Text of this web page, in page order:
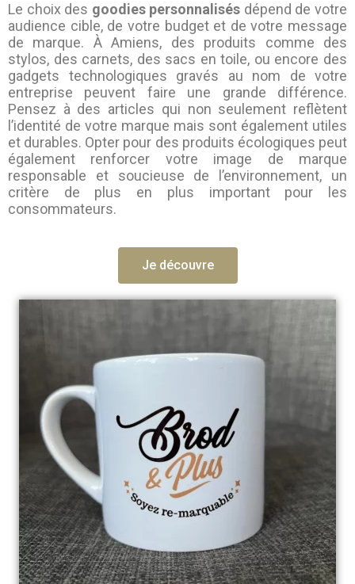
Le choix des goodies personnalisés dépend de votre
audience cible, de votre budget et de votre message
de marque. À Amiens, des produits comme des
stylos, des carnets, des sacs en toile, ou encore des
gadgets technologiques gravés au nom de votre
entreprise peuvent faire une grande différence.
Pensez à des articles qui non seulement reflètent
l’identité de votre marque mais sont également utiles
et durables. Opter pour des produits écologiques peut
également renforcer votre image de marque
responsable et soucieuse de l’environnement, un
critère de plus en plus important pour les
consommateurs.
Je découvre